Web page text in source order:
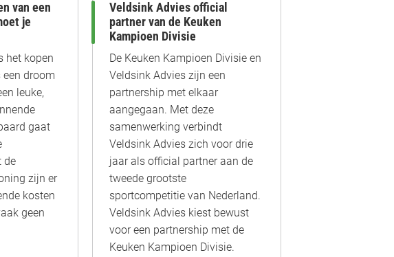
van een
je
het kopen
droom
leuke,
gaat
de
zijn er
kosten
geen
Veldsink Advies official
partner van de Keuken
Kampioen Divisie
De Keuken Kampioen Divisie en
Veldsink Advies zijn een
partnership met elkaar
aangegaan. Met deze
samenwerking verbindt
Veldsink Advies zich voor drie
jaar als official partner aan de
tweede grootste
sportcompetitie van Nederland.
Veldsink Advies kiest bewust
voor een partnership met de
Keuken Kampioen Divisie.